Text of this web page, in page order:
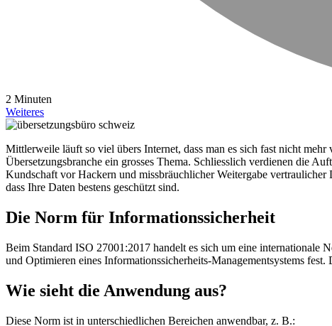
2 Minuten
Weiteres
Mittlerweile läuft so viel übers Internet, dass man es sich fast nicht
Übersetzungsbranche ein grosses Thema. Schliesslich verdienen die
Kundschaft vor Hackern und missbräuchlicher Weitergabe
dass Ihre Daten bestens geschützt sind.
Die Norm für Informationssicherheit
Beim Standard ISO 27001:2017 handelt es sich um eine internationale
und Optimieren eines Informationssicherheits-Managementsystems
Wie sieht die Anwendung aus?
Diese Norm ist in unterschiedlichen Bereichen anwendbar, z. B.: